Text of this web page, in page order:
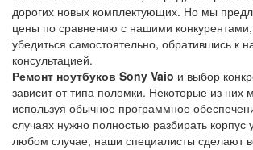
дорогих новых комплектующих. Но мы
цены по сравнению с нашими
убедиться самостоятельно, обратившись к
консультацией.
Ремонт ноутбуков Sony Vaio и выбор
зависит от типа поломки. Некоторые из них
используя обычное программное
случаях нужно полностью разбирать корпус
любом случае, наши специалисты сделают